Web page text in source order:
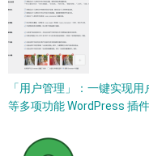
「用户管理」：一键实现
等多项功能 WordPress 插件